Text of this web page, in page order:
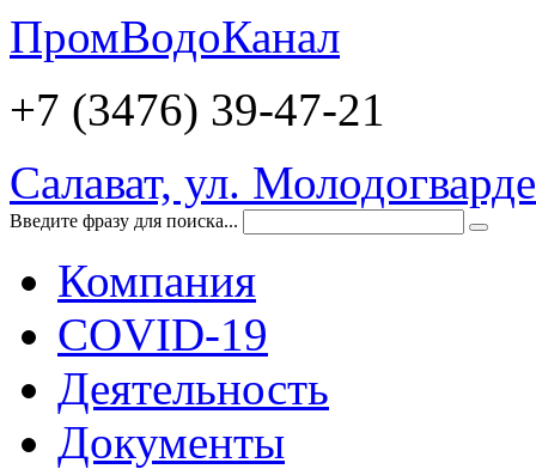
ПромВодоКанал
+7 (3476) 39-47-21
Салават, ул.
Введите фразу для поиска...
Компания
COVID-19
Деятельность
Документы